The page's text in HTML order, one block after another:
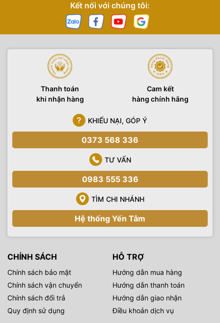
Kết nối với chúng tôi:
Thanh toán
khi nhận hàng
Cam kết
hàng chính hãng
KHIẾU NẠI, GÓP Ý
0373 568 336
TƯ VẤN
0983 555 336
TÌM CHI NHÁNH
Hệ thống Yến Tâm
CHÍNH SÁCH
Chính sách bảo mật
Chính sách vận chuyển
Chính sách đổi trả
Quy định sử dụng
HỖ TRỢ
Hướng dẫn mua hàng
Hướng dẫn thanh toán
Hướng dẫn giao nhận
Điều khoản dịch vụ